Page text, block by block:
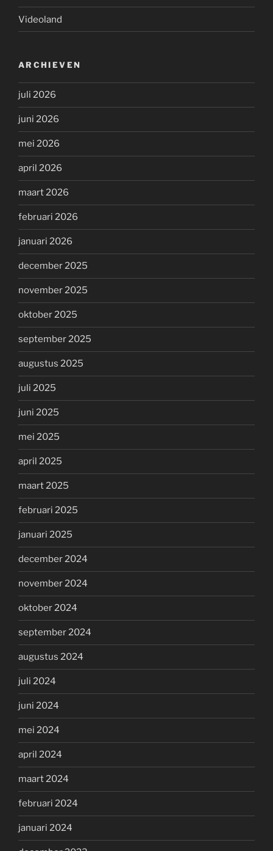
Videoland
ARCHIEVEN
juli 2026
juni 2026
mei 2026
april 2026
maart 2026
februari 2026
januari 2026
december 2025
november 2025
oktober 2025
september 2025
augustus 2025
juli 2025
juni 2025
mei 2025
april 2025
maart 2025
februari 2025
januari 2025
december 2024
november 2024
oktober 2024
september 2024
augustus 2024
juli 2024
juni 2024
mei 2024
april 2024
maart 2024
februari 2024
januari 2024